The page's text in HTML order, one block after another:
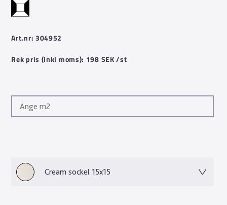
Art.nr: 304952
Rek pris (inkl moms): 198 SEK /st
Cream sockel 15x15